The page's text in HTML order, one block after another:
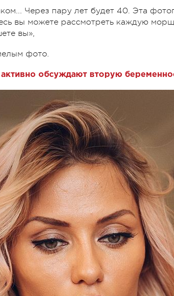
Через пару лет будет 40. Эта
вы можете рассмотреть каждую
вы»,
фото.
активно обсуждают вторую